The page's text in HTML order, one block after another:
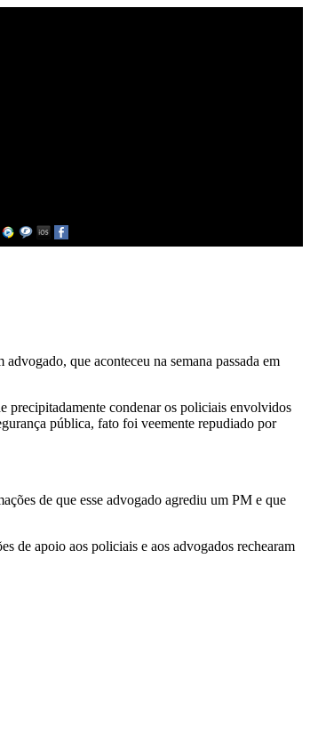
que aconteceu na semana passada em
condenar os policiais envolvidos
pública, fato foi veemente repudiado por
de que esse advogado agrediu um PM e que
de apoio aos policiais e aos advogados rechearam